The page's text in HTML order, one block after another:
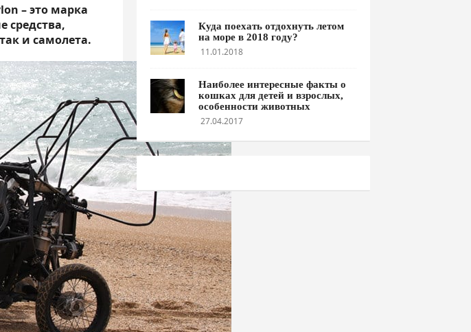
– это марка
средства,
и самолета.
Куда поехать отдохнуть летом
на море в 2018 году?
11.01.2018
Наиболее интересные факты о
кошках для детей и взрослых,
особенности животных
27.04.2017